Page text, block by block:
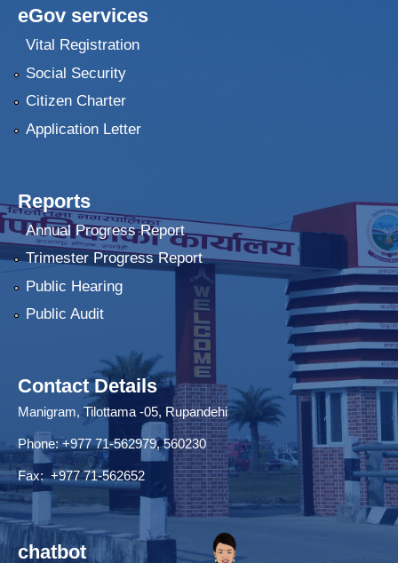
eGov services
Vital Registration
Social Security
Citizen Charter
Application Letter
Reports
Annual Progress Report
Trimester Progress Report
Public Hearing
Public Audit
Contact Details
Manigram, Tilottama -05, Rupandehi
Phone: +977 71-562979, 560230
Fax: +977 71-562652
chatbot